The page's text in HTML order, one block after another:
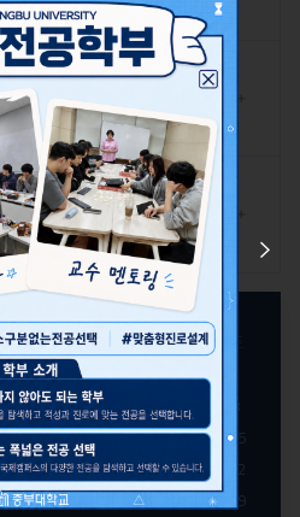
Next
화 수 목 금
4 5 6 7
8
11 12 13 14
15
18 19 20 21
22
25 26 27 28
29